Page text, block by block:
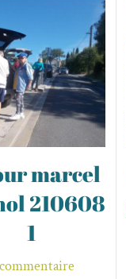
marcel
210608
1